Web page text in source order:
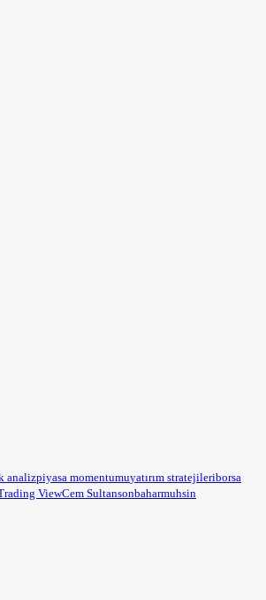
analizpiyasa momentumuyatırım stratejileriborsa
ViewCem Sultansonbaharmuhsin